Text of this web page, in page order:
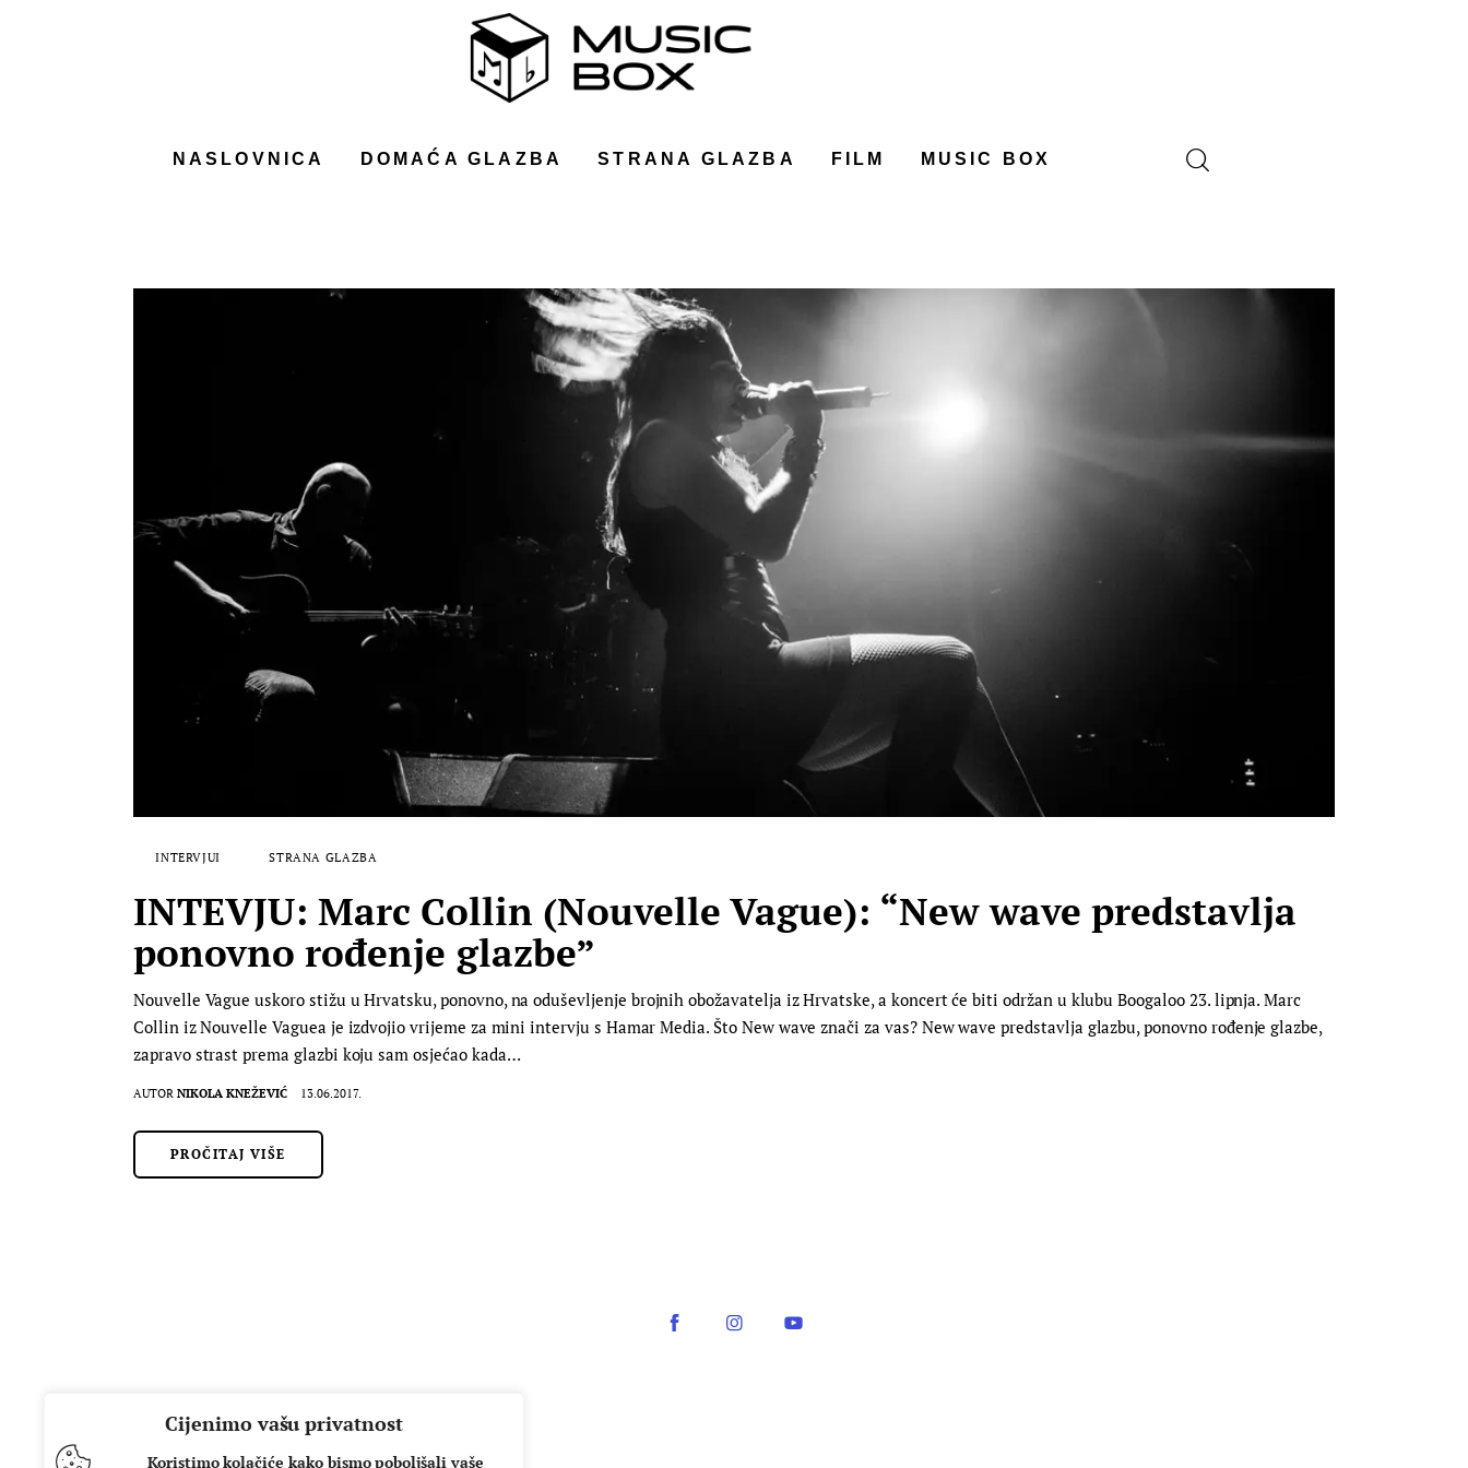
Cijenimo vašu privatnost
Koristimo kolačiće kako bismo poboljšali vaše
NASLOVNICA DOMAĆA GLAZBA STRANA GLAZBA FILM MUSIC BOX
INTERVJUI STRANA GLAZBA
INTEVJU: Marc Collin (Nouvelle Vague): “New wave predstavlja
ponovno rođenje glazbe”
Nouvelle Vague uskoro stižu u Hrvatsku, ponovno, na oduševljenje brojnih obožavatelja iz Hrvatske, a koncert će biti održan u klubu Boogaloo 23. lipnja. Marc
Collin iz Nouvelle Vaguea je izdvojio vrijeme za mini intervju s Hamar Media. Što New wave znači za vas? New wave predstavlja glazbu, ponovno rođenje glazbe,
zapravo strast prema glazbi koju sam osjećao kada…
AUTOR NIKOLA KNEŽEVIĆ 13.06.2017.
PROČITAJ VIŠE